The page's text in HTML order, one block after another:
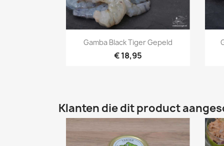
Snel bekijken
Gamba Black Tiger Gepeld
€ 18,95
Klanten die dit product